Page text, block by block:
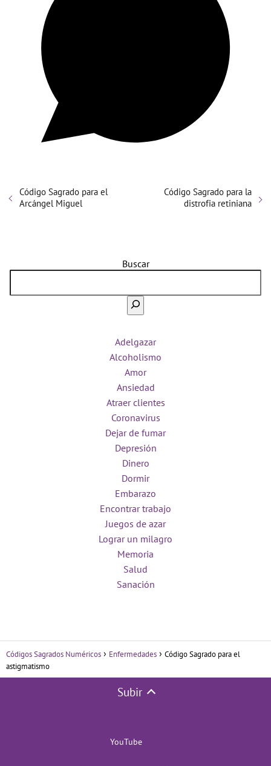
Código Sagrado para el
Arcángel Miguel
Código Sagrado para la
distrofia retiniana
Buscar
Adelgazar
Alcoholismo
Amor
Ansiedad
Atraer clientes
Coronavirus
Dejar de fumar
Depresión
Dinero
Dormir
Embarazo
Encontrar trabajo
Juegos de azar
Lograr un milagro
Memoria
Salud
Sanación
Códigos Sagrados Numéricos Enfermedades
Código Sagrado para el
astigmatismo
Subir
YouTube